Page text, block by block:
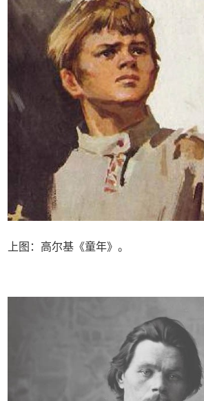
上图：高尔基《童年》。